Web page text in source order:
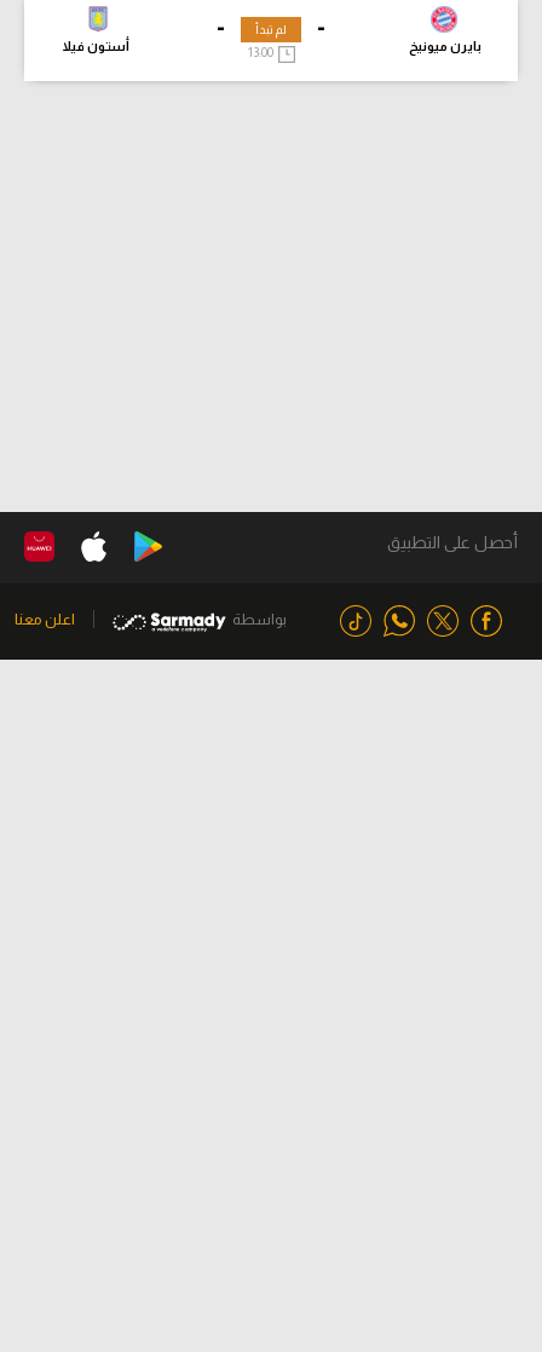
-
بايرن ميونيخ
-
أستون فيلا
لم تبدأ
13:00
أحصل على التطبيق
بواسطة اعلن معنا